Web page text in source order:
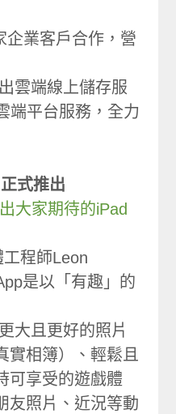
業客戶合作，營
雲端線上儲存服
端平台服務，全力
式推出
大家期待的iPad
程師Leon
是以「有趣」的
大且更好的照片
實相簿）、輕鬆且
可享受的遊戲體
友照片、近況等動